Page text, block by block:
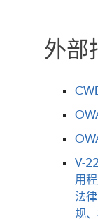
外部
V-
用
法
规